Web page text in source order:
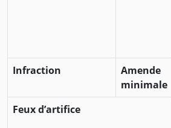
Infraction
Amende
minimale
Feux d’artifice